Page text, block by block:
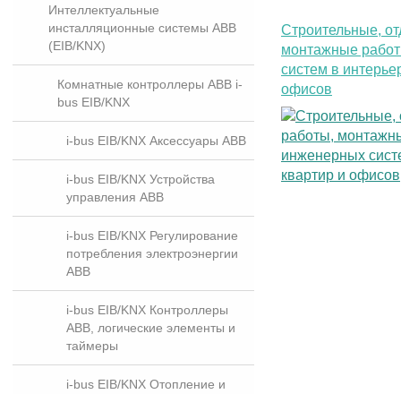
Интеллектуальные
инсталляционные системы ABB
(EIB/KNX)
Комнатные контроллеры ABB i-
bus EIB/KNX
i-bus EIB/KNX Аксессуары ABB
i-bus EIB/KNX Устройства
управления ABB
i-bus EIB/KNX Регулирование
потребления электроэнергии
ABB
i-bus EIB/KNX Контроллеры
ABB, логические элементы и
таймеры
i-bus EIB/KNX Отопление и
Строительные,
монтажные
систем в
офисов